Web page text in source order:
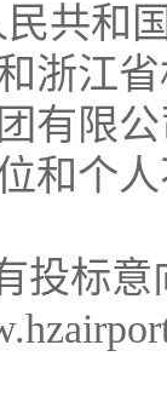
共和
浙江
有限
和个
投标